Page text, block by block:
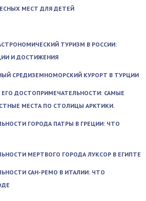
МЕСТ ДЛЯ ДЕТЕЙ
ТУРИЗМ В РОССИИ:
И ДОСТИЖЕНИЯ
СРЕДИЗЕМНОМОРСКИЙ КУРОРТ В ТУРЦИИ
ДОСТОПРИМЕЧАТЕЛЬНОСТИ: САМЫЕ
МЕСТА ПО СТОЛИЦЫ АРКТИКИ.
ГОРОДА ПАТРЫ В ГРЕЦИИ: ЧТО
МЕРТВОГО ГОРОДА ЛУКСОР В ЕГИПТЕ
САН-РЕМО В ИТАЛИИ: ЧТО